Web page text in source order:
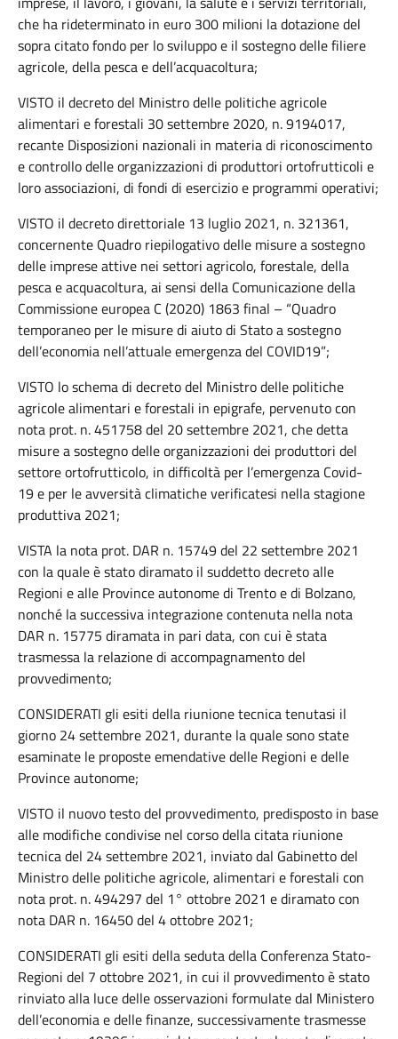
che ha rideterminato in euro 300 milioni la dotazione del
sopra citato fondo per lo sviluppo e il sostegno delle filiere
agricole, della pesca e dell’acquacoltura;
VISTO il decreto del Ministro delle politiche agricole
alimentari e forestali 30 settembre 2020, n. 9194017,
recante Disposizioni nazionali in materia di riconoscimento
e controllo delle organizzazioni di produttori ortofrutticoli e
loro associazioni, di fondi di esercizio e programmi operativi;
VISTO il decreto direttoriale 13 luglio 2021, n. 321361,
concernente Quadro riepilogativo delle misure a sostegno
delle imprese attive nei settori agricolo, forestale, della
pesca e acquacoltura, ai sensi della Comunicazione della
Commissione europea C (2020) 1863 final – “Quadro
temporaneo per le misure di aiuto di Stato a sostegno
dell’economia nell’attuale emergenza del COVID19”;
VISTO lo schema di decreto del Ministro delle politiche
agricole alimentari e forestali in epigrafe, pervenuto con
nota prot. n. 451758 del 20 settembre 2021, che detta
misure a sostegno delle organizzazioni dei produttori del
settore ortofrutticolo, in difficoltà per l’emergenza Covid-
19 e per le avversità climatiche verificatesi nella stagione
produttiva 2021;
VISTA la nota prot. DAR n. 15749 del 22 settembre 2021
con la quale è stato diramato il suddetto decreto alle
Regioni e alle Province autonome di Trento e di Bolzano,
nonché la successiva integrazione contenuta nella nota
DAR n. 15775 diramata in pari data, con cui è stata
trasmessa la relazione di accompagnamento del
provvedimento;
CONSIDERATI gli esiti della riunione tecnica tenutasi il
giorno 24 settembre 2021, durante la quale sono state
esaminate le proposte emendative delle Regioni e delle
Province autonome;
VISTO il nuovo testo del provvedimento, predisposto in base
alle modifiche condivise nel corso della citata riunione
tecnica del 24 settembre 2021, inviato dal Gabinetto del
Ministro delle politiche agricole, alimentari e forestali con
nota prot. n. 494297 del 1° ottobre 2021 e diramato con
nota DAR n. 16450 del 4 ottobre 2021;
CONSIDERATI gli esiti della seduta della Conferenza Stato-
Regioni del 7 ottobre 2021, in cui il provvedimento è stato
rinviato alla luce delle osservazioni formulate dal Ministero
dell’economia e delle finanze, successivamente trasmesse